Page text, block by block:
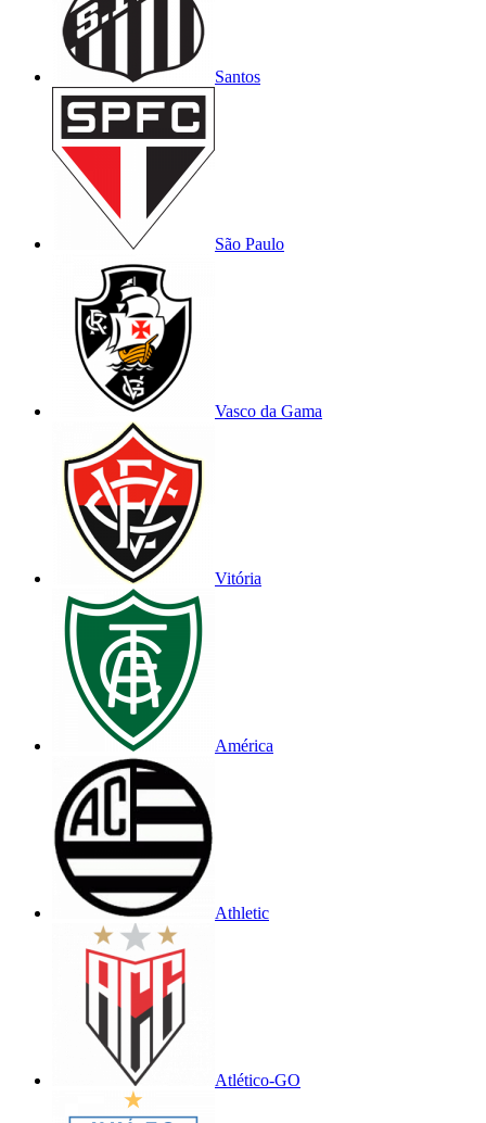
Santos
São Paulo
Vasco da Gama
Vitória
América
Athletic
Atlético-GO